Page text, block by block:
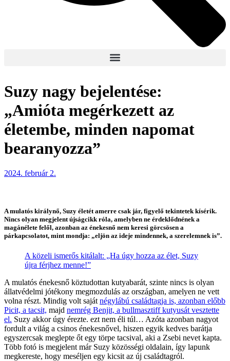
Suzy nagy bejelentése:
„Amióta megérkezett az
életembe, minden napomat
bearanyozza”
2024. február 2.
A mulatós királynő, Suzy életét amerre csak jár, figyelő tekintetek kísérik.
Nincs olyan megjelent újságcikk róla, amelyben ne érdeklődnének a
magánélete felől, azonban az énekesnő nem keresi görcsösen a
párkapcsolatot, mint mondja: „eljön az ideje mindennek, a szerelemnek is”.
A közeli ismerős kitálalt: „Ha úgy hozza az élet, Suzy
újra férjhez menne!”
A mulatós énekesnő köztudottan kutyabarát, szinte nincs is olyan
állatvédelmi jótékony megmozdulás az országban, amelyen ne vett
volna részt. Mindig volt saját négylábú családtagja is, azonban előbb
Picit, a tacsit, majd nemrég Benjit, a bullmasztiff kutyusát vesztette
el. Suzy akkor úgy érezte. ezt nem éli túl… Azóta azonban nagyot
fordult a világ a csinos énekesnővel, hiszen egyik kedves barátja
egyszercsak meglepte őt egy törpe tacsival, aki a Zsebi nevet kapta.
Több fotó is megjelent már Suzy közösségi oldalain, így lapunk
megkereste, hogy meséljen egy kicsit az új családtagról.